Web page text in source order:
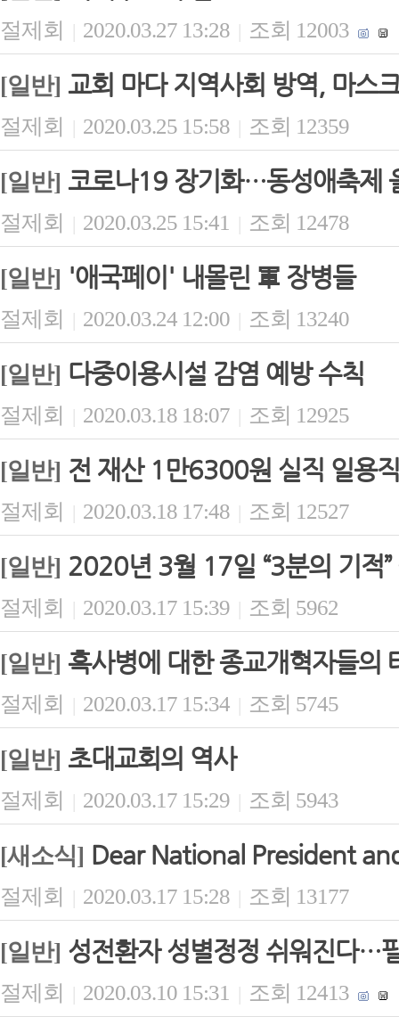
절제회 | 2020.03.27 13:28 | 조회 12003
[일반] 교회 마다 지역사회 방역, 마스
절제회 | 2020.03.25 15:58 | 조회 12359
[일반] 코로나19 장기화…동성애축제
절제회 | 2020.03.25 15:41 | 조회 12478
[일반] '애국페이' 내몰린 軍 장병들
절제회 | 2020.03.24 12:00 | 조회 13240
[일반] 다중이용시설 감염 예방 수칙
절제회 | 2020.03.18 18:07 | 조회 12925
[일반] 전 재산 1만6300원 실직 일용직
절제회 | 2020.03.18 17:48 | 조회 12527
[일반] 2020년 3월 17일 “3분의 기적”
절제회 | 2020.03.17 15:39 | 조회 5962
[일반] 흑사병에 대한 종교개혁자들의
절제회 | 2020.03.17 15:34 | 조회 5745
[일반] 초대교회의 역사
절제회 | 2020.03.17 15:29 | 조회 5943
[새소식] Dear National President
절제회 | 2020.03.17 15:28 | 조회 13177
[일반] 성전환자 성별정정 쉬워진다…
절제회 | 2020.03.10 15:31 | 조회 12413